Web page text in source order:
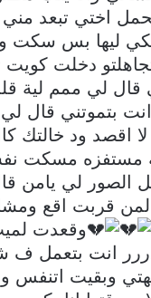
اختي تبعد
ليها بس سكت
دخلت
لي ممم لية
بتموتني قال
اقصد ود خالتك
مستفزه مسكت
الصور لي يامن
قربت اقع ومشا
وقعدت
انت بتعمل ف
وبقيت اتنفس